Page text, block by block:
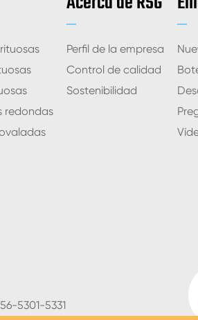
redondas
Perfil de la empresa
Control de calidad
Sostenibilidad
5301-5331